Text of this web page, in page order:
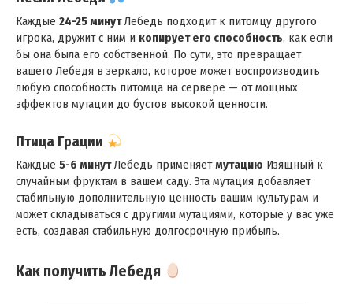
Каждые 24-25 минутЛебедь подходит к питомцу другого
игрока, дружит с ним и копирует его способность, как если
бы она была его собственной. По сути, это превращает
вашего Лебедя в зеркало, которое может воспроизводить
любую способность питомца на сервере — от мощных
эффектов мутации до бустов высокой ценности.
Птица Грации
Каждые 5-6 минутЛебедь применяетмутацию Изящный к
случайным фруктам в вашем саду. Эта мутация добавляет
стабильную дополнительную ценность вашим культурам и
может складываться с другими мутациями, которые у вас уже
есть, создавая стабильную долгосрочную прибыль.
Как получить Лебедя